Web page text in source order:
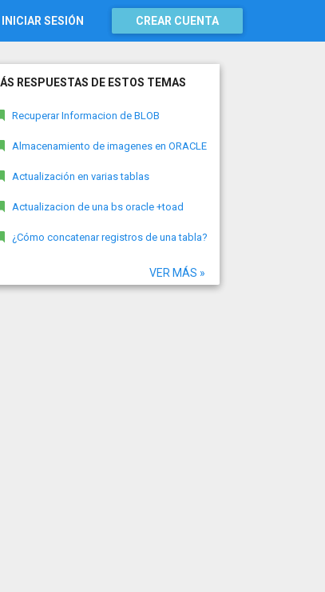
INICIAR SESIÓN CREAR CUENTA
RESPUESTAS DE ESTOS TEMAS
Recuperar Informacion de BLOB
Almacenamiento de imagenes en ORACLE
Actualización en varias tablas
Actualizacion de una bs oracle +toad
¿Cómo concatenar registros de una tabla?
VER MÁS »